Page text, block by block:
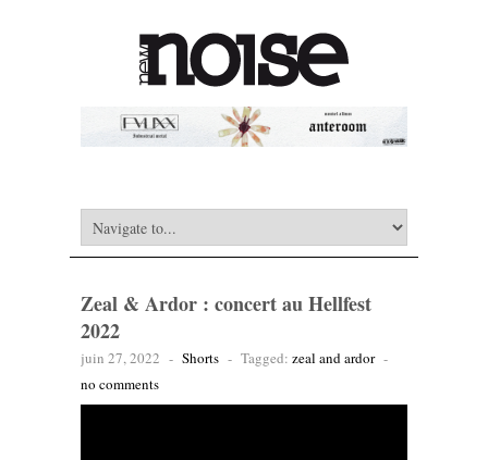
Zeal & Ardor : concert au Hellfest
2022
juin 27, 2022 - Shorts - Tagged: zeal and ardor -
no comments